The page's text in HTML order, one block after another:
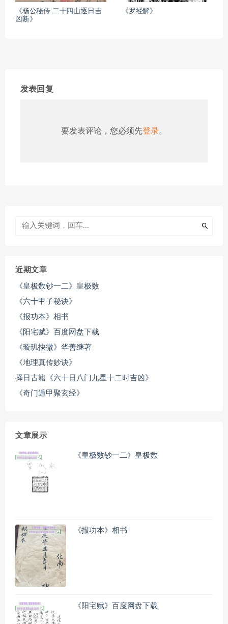
《杨公秘传 二十四山逐日吉
凶断》
《罗经解》
发表回复
要发表评论，您必须先登录。
近期文章
《皇极数钞一二》皇极数
《六十甲子秘诀》
《报功本》相书
《阳宅赋》百度网盘下载
《璇玑抉微》华善继著
《地理真传妙诀》
择日古籍《六十日八门九星十二时吉凶》
《奇门遁甲聚玄经》
文章展示
《皇极数钞一二》皇极数
《报功本》相书
《阳宅赋》百度网盘下载